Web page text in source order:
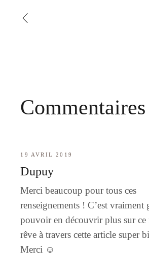
Commentaires
19 AVRIL 2019
Dupuy
Merci beaucoup pour tous ces
renseignements ! C’est vraiment
pouvoir en découvrir plus sur ce
rêve à travers cette article super
Merci ☺️